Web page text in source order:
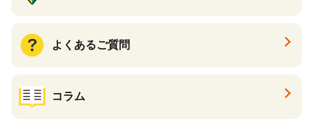
よくあるご質問
コラム